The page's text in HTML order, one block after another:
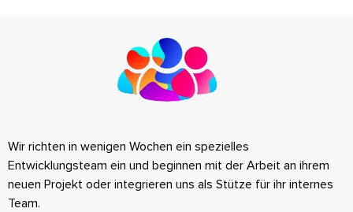
Wir richten in wenigen Wochen ein spezielles
Entwicklungsteam ein und beginnen mit der Arbeit an ihrem
neuen Projekt oder integrieren uns als Stütze für ihr internes
Team.